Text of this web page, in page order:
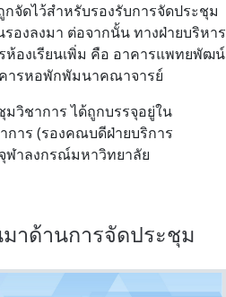
จัดไว้สำหรับรองรับการจัดประชุม
องลงมา ต่อจากนั้น ทางฝ่ายบริหาร
องเรียนเพิ่ม คือ อาคารแพทยพัฒน์
ารหอพักพัมนาคณาจารย์
วิชาการ ได้ถูกบรรจุอยู่ใน
การ (รองคณบดีฝ่ายบริการ
ฬาลงกรณ์มหาวิทยาลัย
าด้านการจัดประชุม